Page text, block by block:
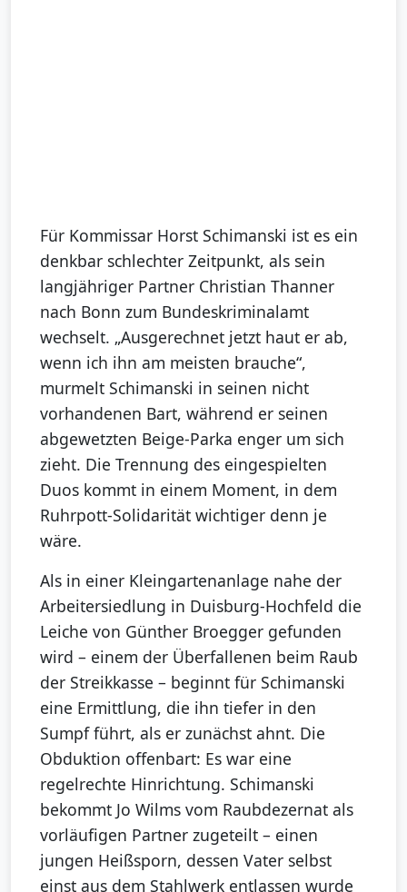
Für Kommissar Horst Schimanski ist es ein
denkbar schlechter Zeitpunkt, als sein
langjähriger Partner Christian Thanner
nach Bonn zum Bundeskriminalamt
wechselt. „Ausgerechnet jetzt haut er ab,
wenn ich ihn am meisten brauche“,
murmelt Schimanski in seinen nicht
vorhandenen Bart, während er seinen
abgewetzten Beige-Parka enger um sich
zieht. Die Trennung des eingespielten
Duos kommt in einem Moment, in dem
Ruhrpott-Solidarität wichtiger denn je
wäre.
Als in einer Kleingartenanlage nahe der
Arbeitersiedlung in Duisburg-Hochfeld die
Leiche von Günther Broegger gefunden
wird – einem der Überfallenen beim Raub
der Streikkasse – beginnt für Schimanski
eine Ermittlung, die ihn tiefer in den
Sumpf führt, als er zunächst ahnt. Die
Obduktion offenbart: Es war eine
regelrechte Hinrichtung. Schimanski
bekommt Jo Wilms vom Raubdezernat als
vorläufigen Partner zugeteilt – einen
jungen Heißsporn, dessen Vater selbst
einst aus dem Stahlwerk entlassen wurde